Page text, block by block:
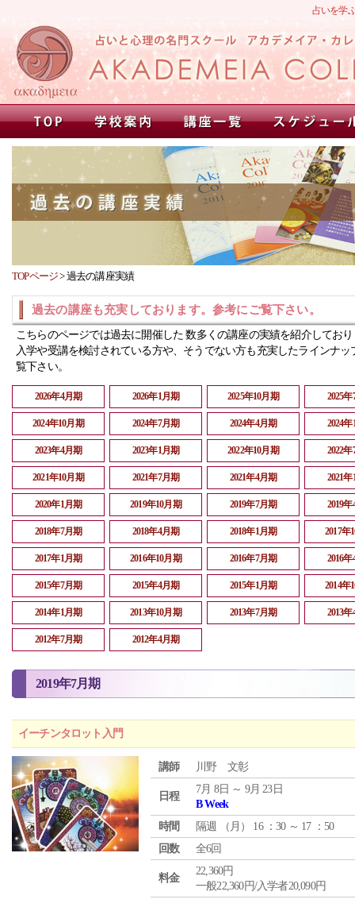
占いを学
TOPページ>過去の講座実績
過去の講座も充実しております。参考にご覧下さい。
こちらのページでは過去に開催した 数多くの講座の実績を紹介してお
入学や受講を検討されている方や、そうでない方も充実したラインナッ
覧下さい。
2026年4月期 2026年1月期 2025年10月期 2025
2024年10月期 2024年7月期 2024年4月期 2024
2023年4月期 2023年1月期 2022年10月期 2022
2021年10月期 2021年7月期 2021年4月期 2021
2020年1月期 2019年10月期 2019年7月期 2019
2018年7月期 2018年4月期 2018年1月期 2017年
2017年1月期 2016年10月期 2016年7月期 2016
2015年7月期 2015年4月期 2015年1月期 2014年
2014年1月期 2013年10月期 2013年7月期 2013
2012年7月期 2012年4月期
2019年7月期
イーチンタロット入門
講師 川野 文彰
日程
7月 8日 ～ 9月 23日
B Week
時間
隔週 （ 月 ） 16 ：30 ～ 17 ：50
回数
全6回
料金
22,360円
一般22,360円/入学者20,090円